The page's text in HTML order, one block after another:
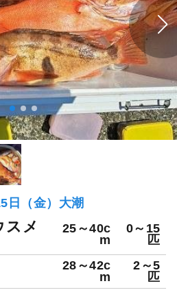
日（金）大潮
スメ
25～40c
m
0～15
匹
28～42c
m
2～5
匹